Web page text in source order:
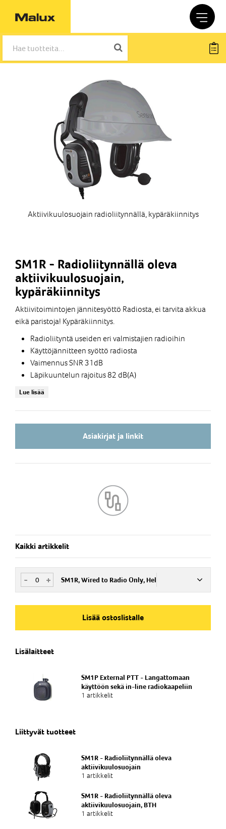
Aktiivikuulosuojain radioliitynnällä, kypäräkiinnitys
SM1R - Radioliitynnällä oleva
aktiivikuulosuojain,
kypäräkiinnitys
Aktiivitoimintojen jännitesyöttö Radiosta, ei tarvita akkua
eikä paristoja! Kypäräkiinnitys.
Radioliityntä useiden eri valmistajien radioihin
Käyttöjännitteen syöttö radiosta
Vaimennus SNR 31dB
Läpikuuntelun rajoitus 82 dB(A)
Ryhmäkommunikaatio VOX toiminnolla
SENS® Technology - 360' Situational Awareness
Aktiivinen puheen korostus ja taustamelun
vaimennus
Lue lisää
Asiakirjat ja linkit
Kaikki artikkelit
+
- SM1R, Wired to Radio Only, Hel
Nim. Nro
Lisää ostoslistalle
Lisälaitteet
SM1P External PTT - Langattomaan
käyttöön sekä in-line radiokaapeliin
1 artikkelit
Liittyvät tuotteet
SM1R - Radioliitynnällä oleva
aktiivikuulosuojain
1 artikkelit
SM1R - Radioliitynnällä oleva
aktiivikuulosuojain, BTH
1 artikkelit